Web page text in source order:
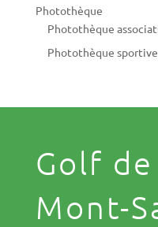
Photothèque
Photothèque
Photothèque sportive
Golf
Mont-